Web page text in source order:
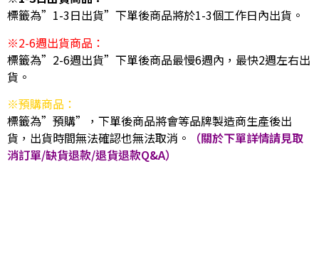
標籤為”1-3日出貨”下單後商品將於1-3個工作日內出貨。
※2-6週出貨商品：
標籤為”2-6週出貨”下單後商品最慢6週內，最快2週左右出
貨。
※預購商品：
標籤為”預購”，下單後商品將會等品牌製造商生產後出
貨，出貨時間無法確認也無法取消。
（關於下單詳情請見取
消訂單/缺貨退款/退貨退款Q&A）